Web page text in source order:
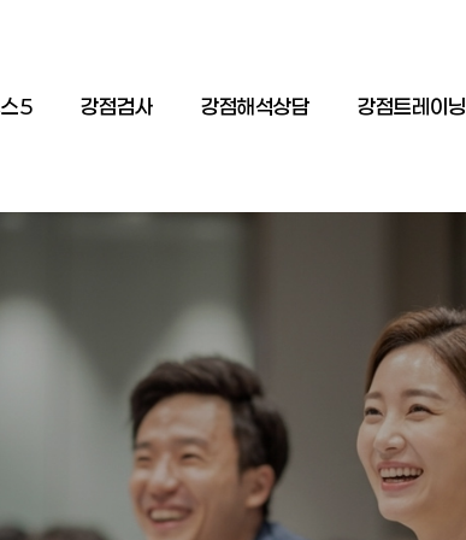
5 강점검사 강점해석상담 강점트레이닝